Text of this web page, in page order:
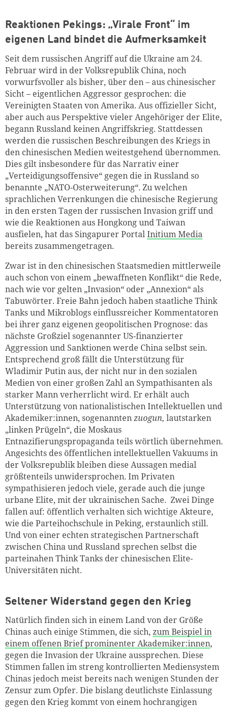
Reaktionen Pekings: „Virale Front“ im
eigenen Land bindet die Aufmerksamkeit
Seit dem russischen Angriff auf die Ukraine am 24.
Februar wird in der Volksrepublik China, noch
vorwurfsvoller als bisher, über den – aus chinesischer
Sicht – eigentlichen Aggressor gesprochen: die
Vereinigten Staaten von Amerika. Aus offizieller Sicht,
aber auch aus Perspektive vieler Angehöriger der Elite,
begann Russland keinen Angriffskrieg. Stattdessen
werden die russischen Beschreibungen des Kriegs in
den chinesischen Medien weitestgehend übernommen.
Dies gilt insbesondere für das Narrativ einer
„Verteidigungsoffensive“ gegen die in Russland so
benannte „NATO-Osterweiterung“. Zu welchen
sprachlichen Verrenkungen die chinesische Regierung
in den ersten Tagen der russischen Invasion griff und
wie die Reaktionen aus Hongkong und Taiwan
ausfielen, hat das Singapurer PortalInitium Media
bereits zusammengetragen.
Zwar ist in den chinesischen Staatsmedien mittlerweile
auch schon von einem „bewaffneten Konflikt“ die Rede,
nach wie vor gelten „Invasion“ oder „Annexion“ als
Tabuwörter. Freie Bahn jedoch haben staatliche Think
Tanks und Mikroblogs einflussreicher Kommentatoren
bei ihrer ganz eigenen geopolitischen Prognose: das
nächste Großziel sogenannter US-finanzierter
Aggression und Sanktionen werde China selbst sein.
Entsprechend groß fällt die Unterstützung für
Wladimir Putin aus, der nicht nur in den sozialen
Medien von einer großen Zahl an Sympathisanten als
starker Mann verherrlicht wird. Er erhält auch
Unterstützung von nationalistischen Intellektuellen und
Akademiker:innen, sogenanntenzuogun, lautstarken
„linken Prügeln“, die Moskaus
Entnazifierungspropaganda teils wörtlich übernehmen.
Angesichts des öffentlichen intellektuellen Vakuums in
der Volksrepublik bleiben diese Aussagen medial
größtenteils unwidersprochen. Im Privaten
sympathisieren jedoch viele, gerade auch die junge
urbane Elite, mit der ukrainischen Sache. Zwei Dinge
fallen auf: öffentlich verhalten sich wichtige Akteure,
wie die Parteihochschule in Peking, erstaunlich still.
Und von einer echten strategischen Partnerschaft
zwischen China und Russland sprechen selbst die
parteinahen Think Tanks der chinesischen Elite-
Universitäten nicht.
Seltener Widerstand gegen den Krieg
Natürlich finden sich in einem Land von der Größe
Chinas auch einige Stimmen, die sich, zum Beispiel in
einem offenen Brief prominenter Akademiker:innen,
gegen die Invasion der Ukraine aussprechen. Diese
Stimmen fallen im streng kontrollierten Mediensystem
Chinas jedoch meist bereits nach wenigen Stunden der
Zensur zum Opfer. Die bislang deutlichste Einlassung
gegen den Krieg kommt von einem hochrangigen